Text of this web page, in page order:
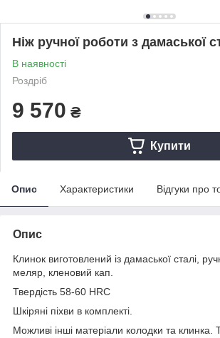
Ніж ручної роботи з дамаської
В наявності
Роздріб
9 570 ₴
Купити
Опис Характеристики Відгуки про
Опис
Клинок виготовлений із дамаської сталі,
меляр, кленовий кап.
Твердість 58-60 HRC
Шкіряні піхви в комплекті.
Можливі інші матеріали колодки та